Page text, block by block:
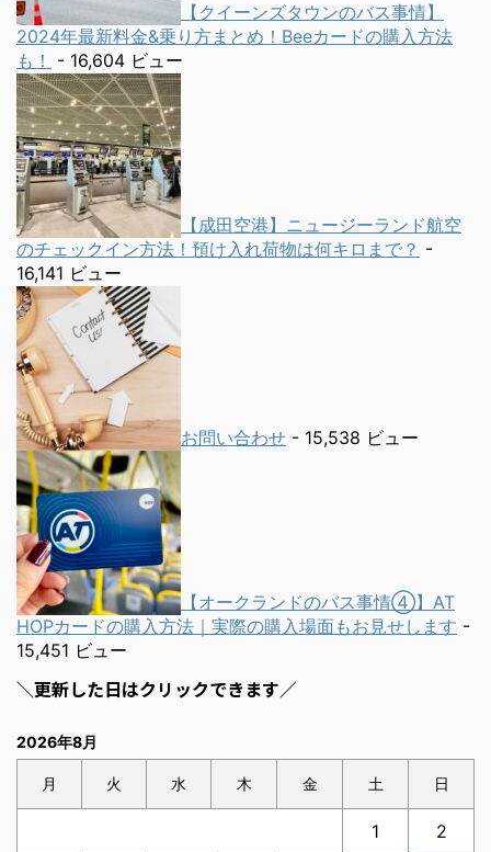
【クイーンズタウンのバス事情】
2024年最新料金&乗り方まとめ！Beeカードの購入方法
も！
- 16,604 ビュー
【成田空港】ニュージーランド航空
のチェックイン方法！預け入れ荷物は何キロまで？ -
16,141 ビュー
お問い合わせ - 15,538 ビュー
【オークランドのバス事情④】AT
HOPカードの購入方法｜実際の購入場面もお見せします -
15,451 ビュー
＼更新した日はクリックできます／
2026年8月
月 火 水 木 金 土 日
1 2